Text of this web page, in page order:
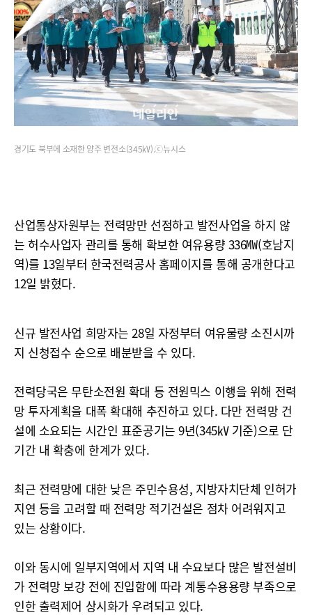
경기도 북부에 소재한 양주 변전소(345㎸).ⓒ뉴시스
산업통상자원부는 전력망만 선점하고 발전사업을 하지 않
는 허수사업자 관리를 통해 확보한 여유용량 336㎿(호남지
역)를 13일부터 한국전력공사 홈페이지를 통해 공개한다고
12일 밝혔다.
신규 발전사업 희망자는 28일 자정부터 여유물량 소진시까
지 신청접수 순으로 배분받을 수 있다.
전력당국은 무탄소전원 확대 등 전원믹스 이행을 위해 전력
망 투자계획을 대폭 확대해 추진하고 있다. 다만 전력망 건
설에 소요되는 시간인 표준공기는 9년(345㎸ 기준)으로 단
기간 내 확충에 한계가 있다.
최근 전력망에 대한 낮은 주민수용성, 지방자치단체 인허가
지연 등을 고려할 때 전력망 적기건설은 점차 어려워지고
있는 상황이다.
이와 동시에 일부지역에서 지역 내 수요보다 많은 발전설비
가 전력망 보강 전에 진입함에 따라 계통수용용량 부족으로
인한 출력제어 상시화가 우려되고 있다.